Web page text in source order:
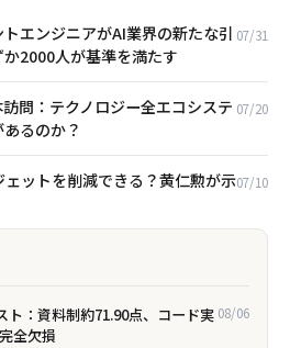
エンジニアがAI業界の新たな引
2000人が基準を満たす
07/31
問：テクノロジー全エコシステ
るのか？
07/20
ットを削減できる？黄仁勲が示07/10
ト：資料制約71.90点、コード実
全欠損
08/06